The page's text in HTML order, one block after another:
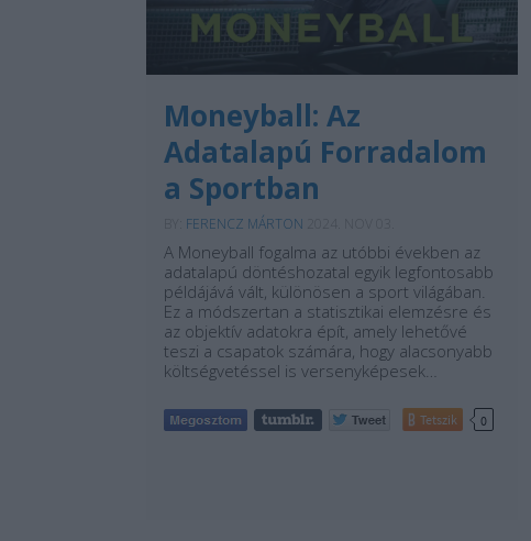
Moneyball: Az
Adatalapú Forradalom
a Sportban
FERENCZ MÁRTON
A Moneyball fogalma az utóbbi években az
adatalapú döntéshozatal egyik legfontosabb
példájává vált, különösen a sport világában.
Ez a módszertan a statisztikai elemzésre és
az objektív adatokra épít, amely lehetővé
teszi a csapatok számára, hogy alacsonyabb
költségvetéssel is versenyképesek…
Tetszik 0